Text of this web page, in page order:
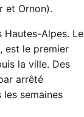
et Ornon).
Hautes-Alpes. Le
est le premier
la ville. Des
arrêté
les semaines